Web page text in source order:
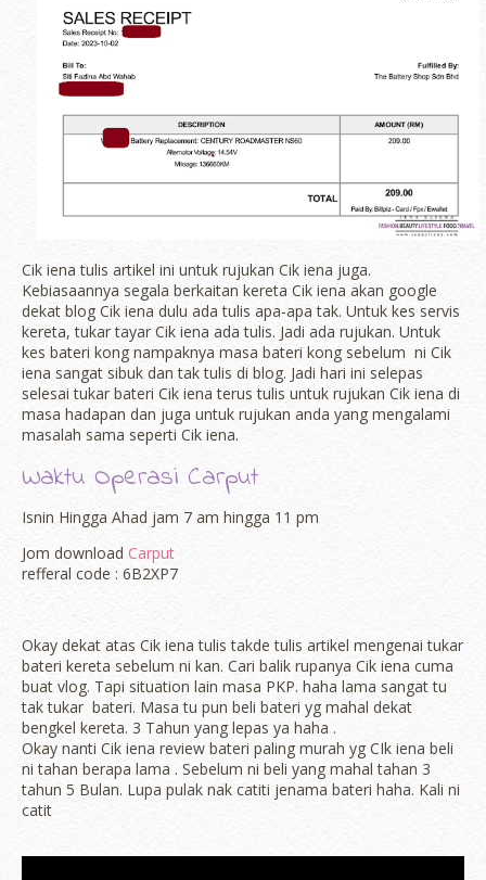
Cik iena tulis artikel ini untuk rujukan Cik iena juga.
Kebiasaannya segala berkaitan kereta Cik iena akan google
dekat blog Cik iena dulu ada tulis apa-apa tak. Untuk kes servis
kereta, tukar tayar Cik iena ada tulis. Jadi ada rujukan. Untuk
kes bateri kong nampaknya masa bateri kong sebelum ni Cik
iena sangat sibuk dan tak tulis di blog. Jadi hari ini selepas
selesai tukar bateri Cik iena terus tulis untuk rujukan Cik iena di
masa hadapan dan juga untuk rujukan anda yang mengalami
masalah sama seperti Cik iena.
Waktu Operasi Carput
Isnin Hingga Ahad jam 7 am hingga 11 pm
Jom download Carput
refferal code : 6B2XP7
Okay dekat atas Cik iena tulis takde tulis artikel mengenai tukar
bateri kereta sebelum ni kan. Cari balik rupanya Cik iena cuma
buat vlog. Tapi situation lain masa PKP. haha lama sangat tu
tak tukar bateri. Masa tu pun beli bateri yg mahal dekat
bengkel kereta. 3 Tahun yang lepas ya haha .
Okay nanti Cik iena review bateri paling murah yg CIk iena beli
ni tahan berapa lama . Sebelum ni beli yang mahal tahan 3
tahun 5 Bulan. Lupa pulak nak catiti jenama bateri haha. Kali ni
catit